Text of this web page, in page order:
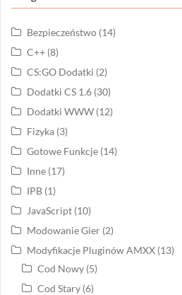
Bezpieczeństwo (14)
C++ (8)
CS:GO Dodatki (2)
Dodatki CS 1.6 (30)
Dodatki WWW (12)
Fizyka (3)
Gotowe Funkcje (14)
Inne (17)
IPB (1)
JavaScript (10)
Modowanie Gier (2)
Modyfikacje Pluginów AMXX (13)
Cod Nowy (5)
Cod Stary (6)